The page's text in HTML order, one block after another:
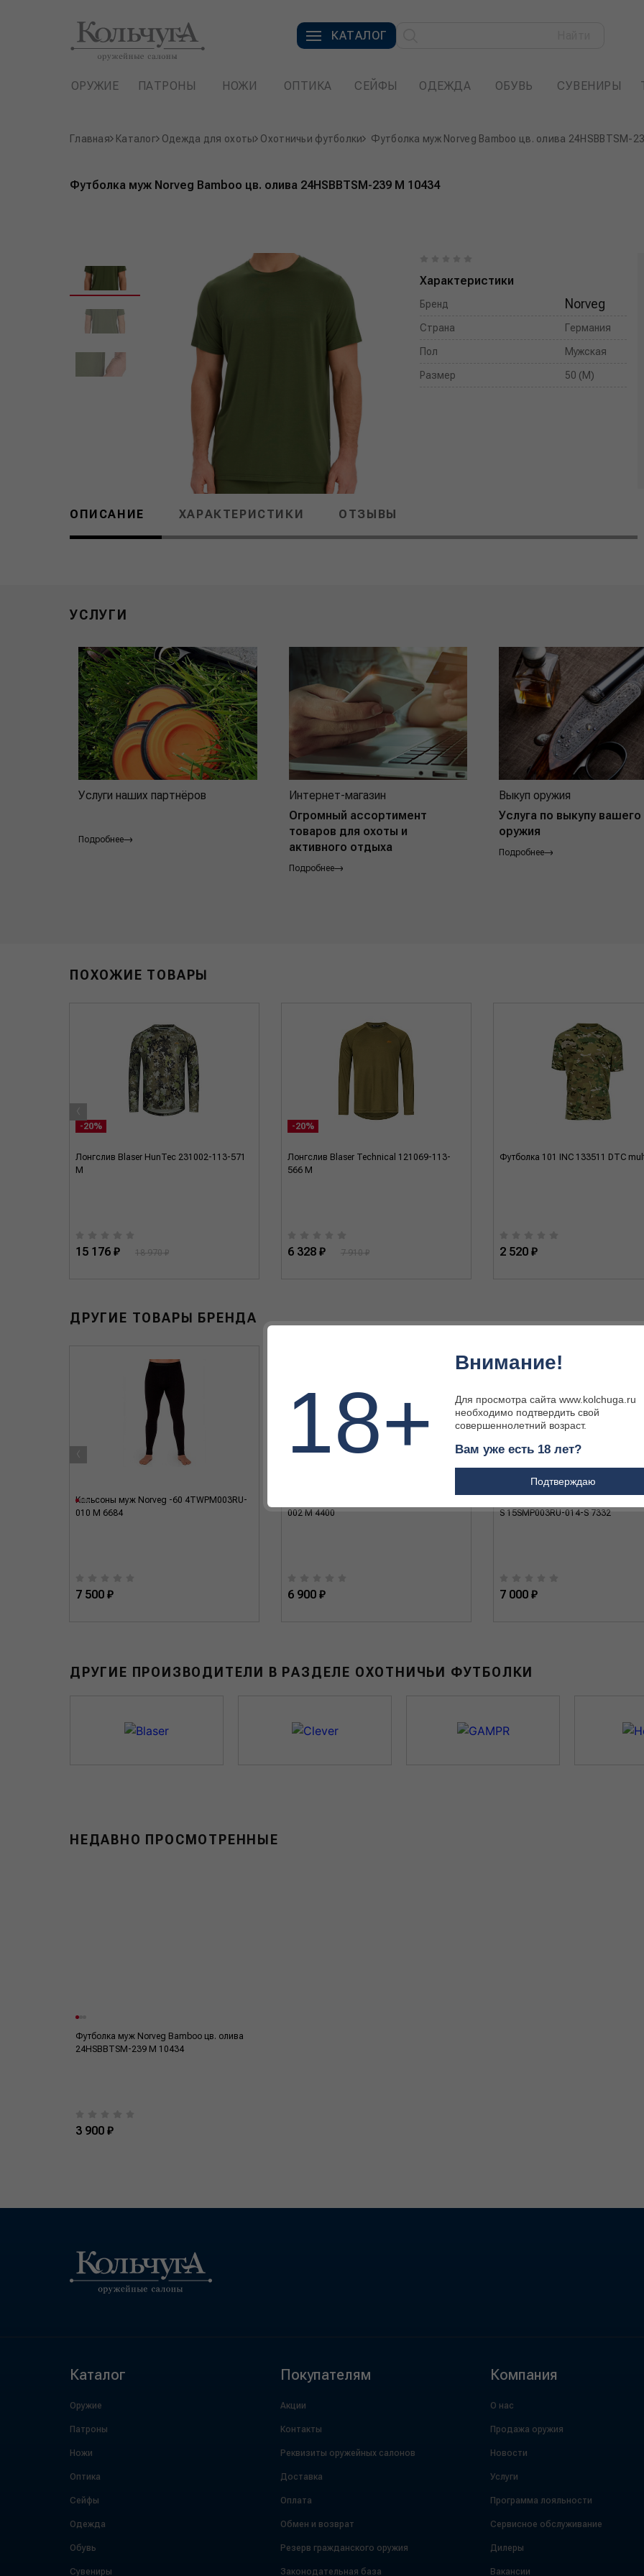
КАТАЛОГ
ОРУЖИЕ ПАТРОНЫ НОЖИ ОПТИКА СЕЙФЫ ОДЕЖДА ОБУВЬ СУВЕНИРЫ
Главная Каталог Одежда для охоты Охотничьи футболки Футболка муж Norveg Bamboo цв. олива 24HSBBTSM-
Футболка муж Norveg Bamboo цв. олива 24HSBBTSM-239 M 10434
Характеристики
Бренд Norveg
Страна Германия
Пол Мужская
Размер 50 (M)
ОПИСАНИЕ ХАРАКТЕРИСТИКИ ОТЗЫВЫ
УСЛУГИ
Услуги наших партнёров
Подробнее
Интернет-магазин
Огромный ассортимент
товаров для охоты и
активного отдыха
Подробнее
Выкуп оружия
Услуга по выкупу вашего
оружия
Подробнее
ПОХОЖИЕ ТОВАРЫ
-20%
Лонгслив Blaser HunTec 231002-113-571
M
15 176 ₽ 18 970 ₽
-20%
Лонгслив Blaser Technical 121069-113-
566 M
6 328 ₽ 7 910 ₽
Футболка 101 INC 133511 DTC
2 520 ₽
‹
ДРУГИЕ ТОВАРЫ БРЕНДА
Кальсоны муж Norveg -60 4TWPM003RU-
010 M 6684
7 500 ₽
002 M 4400
6 900 ₽
S 15SMP003RU-014-S 7332
7 000 ₽
‹
ДРУГИЕ ПРОИЗВОДИТЕЛИ В РАЗДЕЛЕ ОХОТНИЧЬИ ФУТБОЛКИ
НЕДАВНО ПРОСМОТРЕННЫЕ
Футболка муж Norveg Bamboo цв. олива
24HSBBTSM-239 M 10434
3 900 ₽
Каталог
Оружие
Патроны
Ножи
Оптика
Сейфы
Одежда
Обувь
Сувениры
Покупателям
Акции
Контакты
Реквизиты оружейных салонов
Доставка
Оплата
Обмен и возврат
Резерв гражданского оружия
Законодательная база
Компания
О нас
Продажа оружия
Новости
Услуги
Программа лояльности
Сервисное обслуживание
Дилеры
Вакансии
18+
Внимание!
Для просмотра сайта www.kolchuga.ru
необходимо подтвердить свой
совершеннолетний возраст.
Вам уже есть 18 лет?
Подтверждаю